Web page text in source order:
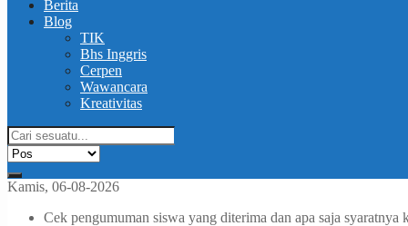
Berita
Blog
TIK
Bhs Inggris
Cerpen
Wawancara
Kreativitas
Kamis, 06-08-2026
Cek pengumuman siswa yang diterima dan apa saja syaratnya